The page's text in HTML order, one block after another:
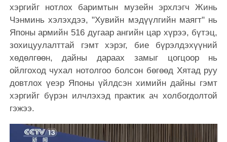
хэргийг нотлох баримтын музейн эрхлэгч Жинь
Чэнминь хэлэхдээ, "Хувийн мэдүүлгийн маягт" нь
Японы армийн 516 дугаар ангийн цар хүрээ, бүтэц,
зохицуулалттай гэмт хэрэг, бие бүрэлдэхүүний
хөдөлгөөн, дайны дараах замыг цогцоор нь
ойлгоход чухал нотолгоо болсон бөгөөд Хятад руу
довтлох үеэр Японы үйлдсэн химийн дайны гэмт
хэргийг бүрэн илчлэхэд практик ач холбогдолтой
гэжээ.